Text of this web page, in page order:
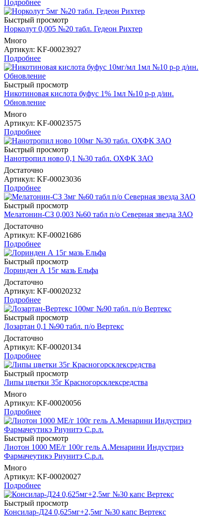
Подробнее
Быстрый просмотр
Норколут 0,005 №20 табл. Гедеон Рихтер
Много
Артикул: KF-00023927
Подробнее
Быстрый просмотр
Никотиновая кислота буфус 1% 1мл №10 р-р д/ин.
Обновление
Много
Артикул: KF-00023575
Подробнее
Быстрый просмотр
Нанотропил ново 0,1 №30 табл. ОХФК ЗАО
Достаточно
Артикул: KF-00023036
Подробнее
Быстрый просмотр
Мелатонин-СЗ 0,003 №60 табл п/о Северная звезда ЗАО
Достаточно
Артикул: KF-00021686
Подробнее
Быстрый просмотр
Лоринден А 15г мазь Ельфа
Достаточно
Артикул: KF-00020232
Подробнее
Быстрый просмотр
Лозартан 0,1 №90 табл. п/о Вертекс
Достаточно
Артикул: KF-00020134
Подробнее
Быстрый просмотр
Липы цветки 35г Красногорсклексредства
Много
Артикул: KF-00020056
Подробнее
Быстрый просмотр
Лиотон 1000 МЕ/г 100г гель А.Менарини Индустриэ
Фармачеутикэ Риунитэ С.р.л.
Много
Артикул: KF-00020027
Подробнее
Быстрый просмотр
Консилар-Д24 0,625мг+2,5мг №30 капс Вертекс